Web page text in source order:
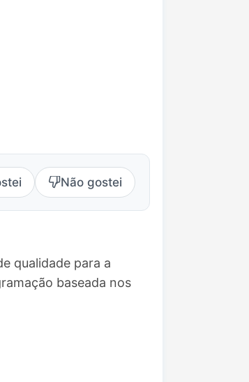
Não gostei
qualidade para a
baseada nos